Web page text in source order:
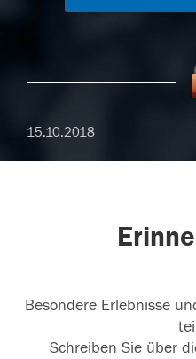
15.10.2018
Besondere Erlebnisse
Schreiben Sie über